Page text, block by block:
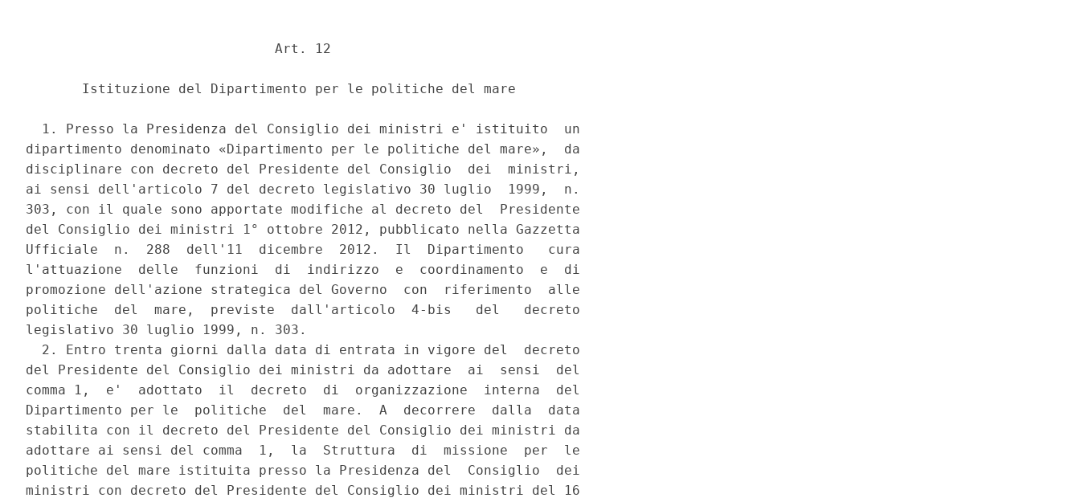
                               Art. 12
       Istituzione del Dipartimento per le politiche del mare
  1. Presso la Presidenza del Consiglio dei ministri e' istituito  un
dipartimento denominato «Dipartimento per le politiche del mare»,  da
disciplinare con decreto del Presidente del Consiglio  dei  ministri,
ai sensi dell'articolo 7 del decreto legislativo 30 luglio  1999,  n.
303, con il quale sono apportate modifiche al decreto del  Presidente
del Consiglio dei ministri 1° ottobre 2012, pubblicato nella Gazzetta
Ufficiale  n.  288  dell'11  dicembre  2012.  Il  Dipartimento   cura
l'attuazione  delle  funzioni  di  indirizzo  e  coordinamento  e  di
promozione dell'azione strategica del Governo  con  riferimento  alle
politiche  del  mare,  previste  dall'articolo  4-bis   del   decreto
legislativo 30 luglio 1999, n. 303.
  2. Entro trenta giorni dalla data di entrata in vigore del  decreto
del Presidente del Consiglio dei ministri da adottare  ai  sensi  del
comma 1,  e'  adottato  il  decreto  di  organizzazione  interna  del
Dipartimento per le  politiche  del  mare.  A  decorrere  dalla  data
stabilita con il decreto del Presidente del Consiglio dei ministri da
adottare ai sensi del comma  1,  la  Struttura  di  missione  per  le
politiche del mare istituita presso la Presidenza del  Consiglio  dei
ministri con decreto del Presidente del Consiglio dei ministri del 16